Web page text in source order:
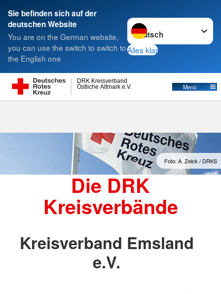
Sie befinden sich auf der
deutschen Website
You are on the German website,
you can use the switch to switch to
the English one
Sprache wechseln zu
Alles klar
Östliche Altmark e.V.
DRK Kreisverband
Menü
Suche
Kreisverbände
Foto: A. Zelck / DRKS
Die DRK
Kreisverbände
Kreisverband Emsland
e.V.